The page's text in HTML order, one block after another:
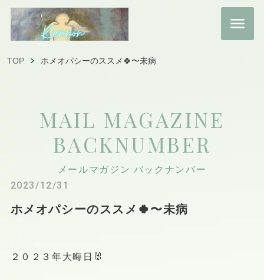
TOP ホメオパシーのススメ🍀〜未病
MAIL MAGAZINE
BACKNUMBER
メールマガジン バックナンバー
2023/12/31
ホメオパシーのススメ🍀〜未病
２０２３年大晦日🐰